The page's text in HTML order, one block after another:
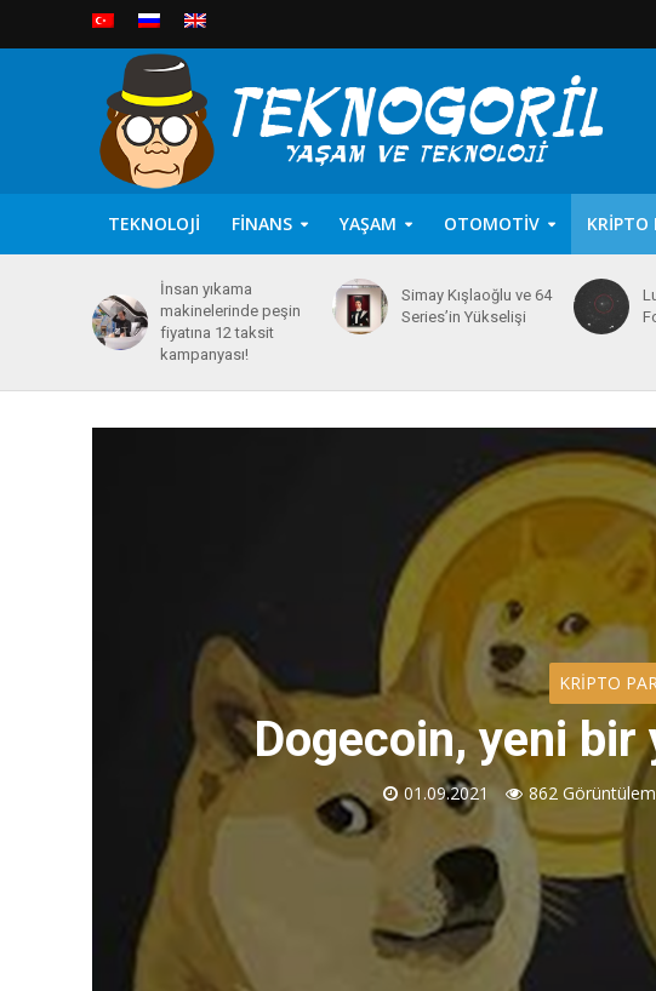
TEKNOLOJI FINANS YAŞAM OTOMOTIV KRIPTO
İnsan yıkama
makinelerinde peşin
fiyatına 12 taksit
kampanyası!
Simay Kışlaoğlu ve 64
Series’in Yükselişi
KRIPTO
Dogecoin, yeni
01.09.2021 862